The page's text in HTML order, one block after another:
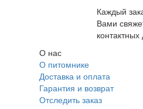
Каждый
Вами
О нас
О питомнике
Доставка и оплата
Гарантия и возврат
Отследить заказ